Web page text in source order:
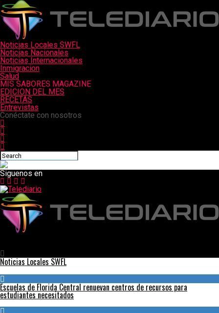
Noticias Locales SWFL
Noticias Nacionales
Noticias Internacionales
Inmigracion
Salud
MIS SABORES MAGAZINE
EDICION DEL MES
RECETAS
Entrevistas
Conéctate con nosotros
Siguenos en
Noticias Locales SWFL
Escuelas de Florida Central renuevan centros de recursos para
estudiantes necesitados